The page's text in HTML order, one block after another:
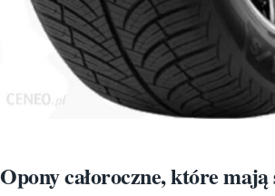
Opony całoroczne, które mają